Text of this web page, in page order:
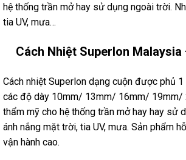
hệ thống trần mở hay sử dụng ngoài trời.
tia UV, mưa…
Cách Nhiệt Superlon
Cách nhiệt Superlon dạng cuộn được phủ
các độ dày 10mm/ 13mm/ 16mm/
thẩm mỹ cho hệ thống trần mở hay hay sử
ánh nắng mặt trời, tia UV, mưa. Sản phẩm
vận hành cao.